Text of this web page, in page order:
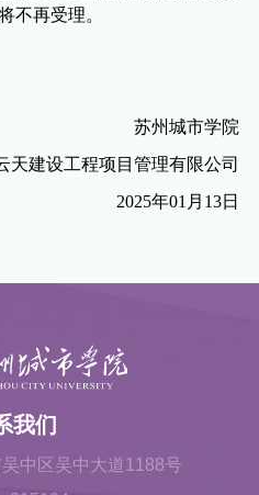
不再受理。
苏州城市学院
天建设工程项目管理有限公司
2025年01 月 13日
我们
中区吴中大道1188号